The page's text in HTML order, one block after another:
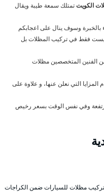
الكويتتمتلك سمعة طيبة ويقال
بالخبرة وسوف ينال على اعجابكم
ليست فقط في تركيب المظلات بل
الفنين المتخصصين مظلات
التي نعلن عنها، و علاوة على
وفي نفس الوقت بسعر رخيص
مظلات للسيارات ضمن الكراجات